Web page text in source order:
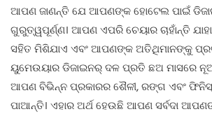
ଆପଣ ଜାଣନ୍ତି ଯେ ଆପଣଙ୍କ ହୋଟେଲ ପାଇଁ
ଗୁରୁତ୍ୱପୂର୍ଣ୍ଣ। ଆପଣ ଏପରି ଚେୟାର ଚାହାଁନ୍ତି
ସହିତ ମିଶିଯାଏ ଏବଂ ଆପଣଙ୍କ ଅତିଥିମାନଙ୍କୁ
ୟୁମେଉୟାର ଡିଜାଇନର୍ ଦଳ ପ୍ରତି ଛଅ ମାସରେ ନୂଆ
ଆପଣ ବିଭିନ୍ନ ପ୍ରକାରର ଶୈଳୀ, ରଙ୍ଗ ଏବଂ
ପାଆନ୍ତି। ଏହାର ଅର୍ଥ ହେଉଛି ଆପଣ ସର୍ବଦା